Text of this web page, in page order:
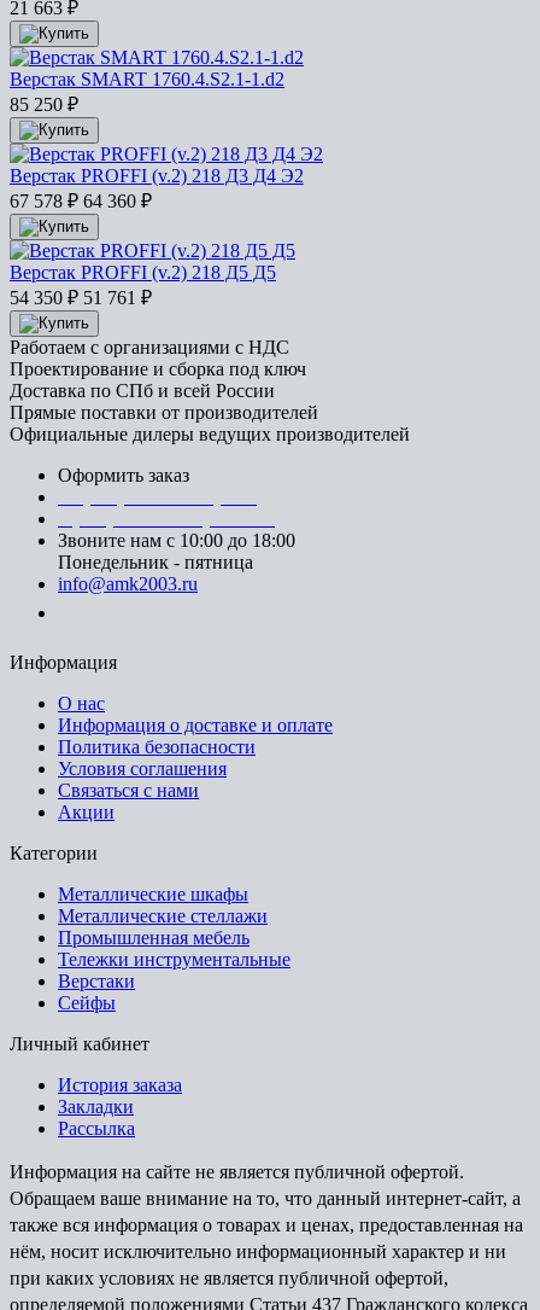
21 663 ₽
Верстак SMART 1760.4.S2.1-1.d2
85 250 ₽
Верстак PROFFI (v.2) 218 Д3 Д4 Э2
67 578 ₽ 64 360 ₽
Верстак PROFFI (v.2) 218 Д5 Д5
54 350 ₽ 51 761 ₽
Работаем с организациями с НДС
Проектирование и сборка под ключ
Доставка по СПб и всей России
Прямые поставки от производителей
Официальные дилеры ведущих производителей
Оформить заказ
Звоните нам с 10:00 до 18:00
Понедельник - пятница
info@amk2003.ru
Информация
О нас
Информация о доставке и оплате
Политика безопасности
Условия соглашения
Связаться с нами
Акции
Категории
Металлические шкафы
Металлические стеллажи
Промышленная мебель
Тележки инструментальные
Верстаки
Сейфы
Личный кабинет
История заказа
Закладки
Рассылка
Информация на сайте не является публичной офертой.
Обращаем ваше внимание на то, что данный интернет-сайт, а
также вся информация о товарах и ценах, предоставленная на
нём, носит исключительно информационный характер и ни
при каких условиях не является публичной офертой,
определяемой положениями Статьи 437 Гражданского кодекса